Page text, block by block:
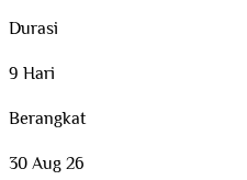
Durasi
9 Hari
Berangkat
30 Aug 26